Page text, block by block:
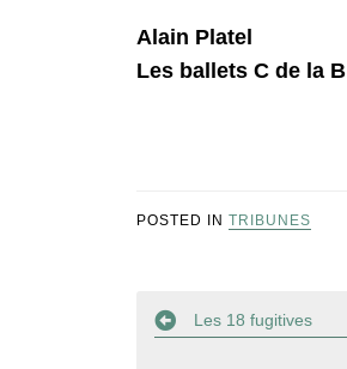
Alain Platel
Les ballets C de la B
POSTED IN TRIBUNES
Navigation
Les 18 fugitives